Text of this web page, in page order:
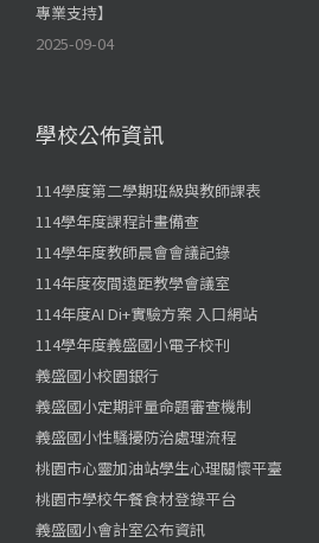
專業支持】
2025-09-04
學校公佈資訊
114學度第二學期班級與教師課表
114學年度課程計畫備查
114學年度教師晨會會議記錄
114年度夜間遠距教學會議室
114年度AI Di+實驗方案 入口網站
114學年度義盛國小電子校刊
義盛國小校園銀行
義盛國小定期評量命題審查機制
義盛國小性騷擾防治處理流程
桃園市心靈加油站學生心理關懷平臺
桃園市學校午餐食材登錄平台
義盛國小會計室公布資訊